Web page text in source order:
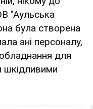
"Аульська
була створена
ані персоналу,
обладнання для
шкідливими